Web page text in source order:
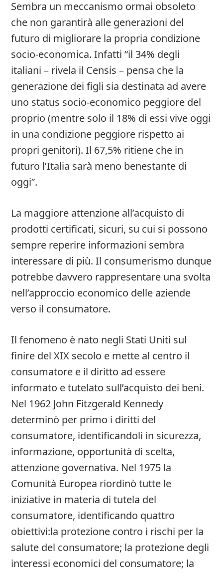
Sembra un meccanismo ormai obsoleto
che non garantirà alle generazioni del
futuro di migliorare la propria condizione
socio-economica. Infatti “il 34% degli
italiani – rivela il Censis – pensa che la
generazione dei figli sia destinata ad avere
uno status socio-economico peggiore del
proprio (mentre solo il 18% di essi vive oggi
in una condizione peggiore rispetto ai
propri genitori). Il 67,5% ritiene che in
futuro l’Italia sarà meno benestante di
oggi”.
La maggiore attenzione all’acquisto di
prodotti certificati, sicuri, su cui si possono
sempre reperire informazioni sembra
interessare di più. Il consumerismo dunque
potrebbe davvero rappresentare una svolta
nell’approccio economico delle aziende
verso il consumatore.
Il fenomeno è nato negli Stati Uniti sul
finire del XIX secolo e mette al centro il
consumatore e il diritto ad essere
informato e tutelato sull’acquisto dei beni.
Nel 1962 John Fitzgerald Kennedy
determinò per primo i diritti del
consumatore, identificandoli in sicurezza,
informazione, opportunità di scelta,
attenzione governativa. Nel 1975 la
Comunità Europea riordinò tutte le
iniziative in materia di tutela del
consumatore, identificando quattro
obiettivi:la protezione contro i rischi per la
salute del consumatore; la protezione degli
interessi economici del consumatore; la